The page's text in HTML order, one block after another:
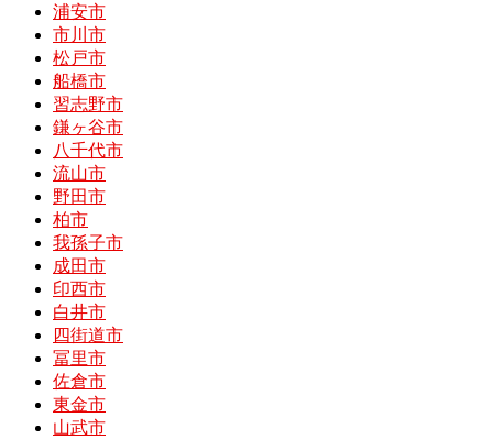
浦安市
市川市
松戸市
船橋市
習志野市
鎌ヶ谷市
八千代市
流山市
野田市
柏市
我孫子市
成田市
印西市
白井市
四街道市
冨里市
佐倉市
東金市
山武市